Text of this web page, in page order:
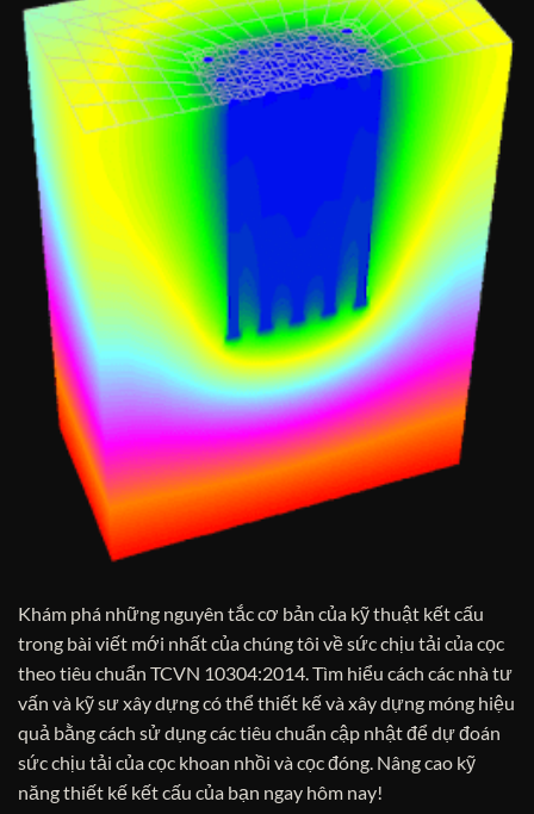
Khám phá những nguyên tắc cơ bản của kỹ thuật kết cấu
trong bài viết mới nhất của chúng tôi về sức chịu tải của cọc
theo tiêu chuẩn TCVN 10304:2014. Tìm hiểu cách các nhà tư
vấn và kỹ sư xây dựng có thể thiết kế và xây dựng móng hiệu
quả bằng cách sử dụng các tiêu chuẩn cập nhật để dự đoán
sức chịu tải của cọc khoan nhồi và cọc đóng. Nâng cao kỹ
năng thiết kế kết cấu của bạn ngay hôm nay!